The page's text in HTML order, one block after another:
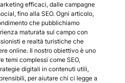
efficaci, dalle campagne
fino alla SEO. Ogni articolo,
che pubblichiamo
maturata sul campo con
e realtà turistiche che
online. Il nostro obiettivo è uno
temi complessi come SEO,
digitali in contenuti utili,
per aiutare chi ci legge a